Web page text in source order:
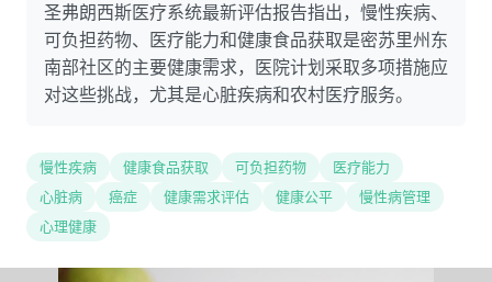
圣弗朗西斯医疗系统最新评估报告指出，慢性疾病、
可负担药物、医疗能力和健康食品获取是密苏里州东
南部社区的主要健康需求，医院计划采取多项措施应
对这些挑战，尤其是心脏疾病和农村医疗服务。
慢性疾病 健康食品获取 可负担药物
医疗能力
心脏病
癌症 健康需求评估 健康公平
慢性病管理
心理健康